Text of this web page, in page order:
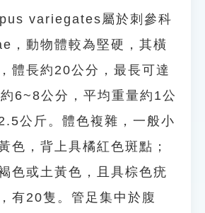
variegates屬於刺參科
，動物體較為堅硬，其橫
體長約20公分，最長可達
6~8公分，平均重量約1公
公斤。體色複雜，一般小
色，背上具橘紅色斑點；
色或土黃色，且具棕色疣
有20隻。管足集中於腹